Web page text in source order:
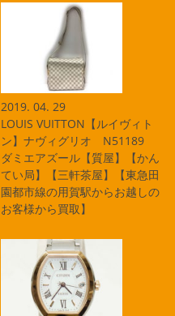
2019. 04. 29
LOUIS VUITTON【ルイヴィト
ン】ナヴィグリオ N51189
ダミエアズール【質屋】【かん
てい局】【三軒茶屋】【東急田
園都市線の用賀駅からお越しの
お客様から買取】